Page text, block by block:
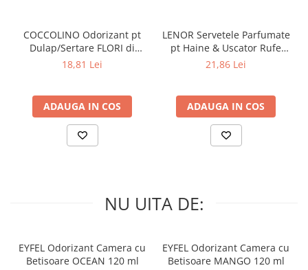
Pentru EL
Cosmetice Auto
Covoare & Tapiterii
COCCOLINO Odorizant pt
Dulap/Sertare FLORI di
PRIMAVERA 3 buc
18,81 Lei
ADAUGA IN COS
LENOR Servetele Parfumate
pt Haine & Uscator Rufe
SPRING AWAKENING 34 buc
21,86 Lei
ADAUGA IN COS
NU UITA DE:
EYFEL Odorizant Camera cu
Betisoare OCEAN 120 ml
EYFEL Odorizant Camera cu
Betisoare MANGO 120 ml